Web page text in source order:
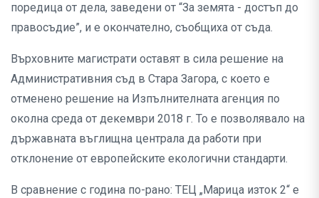
поредица от дела, заведени от “За земята - достъп до
правосъдие”, и е окончателно, съобщиха от съда.
Върховните магистрати оставят в сила решение на
Административния съд в Стара Загора, с което е
отменено решение на Изпълнителната агенция по
околна среда от декември 2018 г. То е позволявало на
държавната въглищна централа да работи при
отклонение от европейските екологични стандарти.
В сравнение с година по-рано: ТЕЦ „Марица изток 2“ e